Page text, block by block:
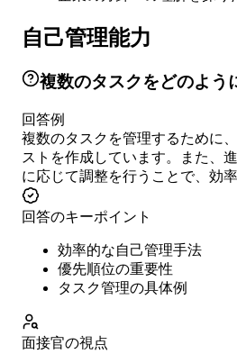
自己管理能力
複数のタスクをどのよう
回答例
複数のタスクを管理するために
ストを作成しています。また、
に応じて調整を行うことで、効
回答のキーポイント
効率的な自己管理手法
優先順位の重要性
タスク管理の具体例
面接官の視点